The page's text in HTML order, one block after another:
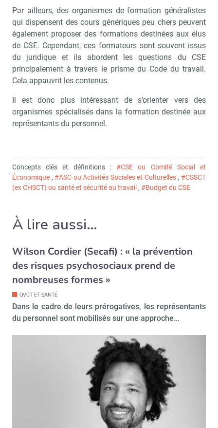
Par ailleurs, des organismes de formation généralistes
qui dispensent des cours génériques peu chers peuvent
également proposer des formations destinées aux élus
de CSE. Cependant, ces formateurs sont souvent issus
du juridique et ils abordent les questions du CSE
principalement à travers le prisme du Code du travail.
Cela appauvrit les contenus.
Il est donc plus intéressant de s’orienter vers des
organismes spécialisés dans la formation destinée aux
représentants du personnel.
Concepts clés et définitions :#CSE ou Comité Social et
Économique ,#ASC ou Activités Sociales et Culturelles ,#CSSCT
(ex CHSCT) ou santé et sécurité au travail , #Budget du CSE
À lire aussi…
Wilson Cordier (Secafi) : « la prévention
des risques psychosociaux prend de
nombreuses formes »
QVCT ET SANTÉ
Dans le cadre de leurs prérogatives, les représentants
du personnel sont mobilisés sur une approche...